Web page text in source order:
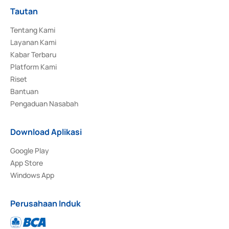
Tautan
Tentang Kami
Layanan Kami
Kabar Terbaru
Platform Kami
Riset
Bantuan
Pengaduan Nasabah
Download Aplikasi
Google Play
App Store
Windows App
Perusahaan Induk